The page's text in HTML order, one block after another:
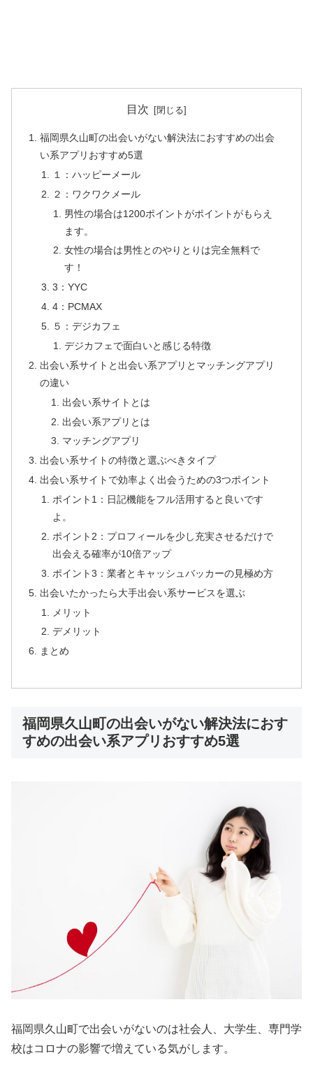
目次
福岡県久山町の出会いがない解決法におすすめの出会
い系アプリおすすめ5選
１：ハッピーメール
２：ワクワクメール
男性の場合は1200ポイントがポイントがもらえ
ます。
女性の場合は男性とのやりとりは完全無料で
す！
3：YYC
4：PCMAX
５：デジカフェ
デジカフェで面白いと感じる特徴
出会い系サイトと出会い系アプリとマッチングアプリ
の違い
出会い系サイトとは
出会い系アプリとは
マッチングアプリ
出会い系サイトの特徴と選ぶべきタイプ
出会い系サイトで効率よく出会うための3つポイント
ポイント1：日記機能をフル活用すると良いです
よ。
ポイント2：プロフィールを少し充実させるだけで
出会える確率が10倍アップ
ポイント3：業者とキャッシュバッカーの見極め方
出会いたかったら大手出会い系サービスを選ぶ
メリット
デメリット
まとめ
福岡県久山町の出会いがない解決法におす
すめの出会い系アプリおすすめ5選
福岡県久山町で出会いがないのは社会人、大学生、専門学
校はコロナの影響で増えている気がします。